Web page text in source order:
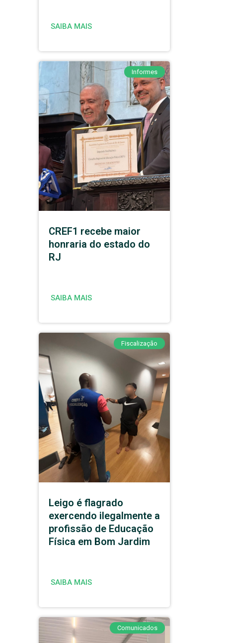
SAIBA MAIS
Informes
CREF1 recebe maior
honraria do estado do
RJ
SAIBA MAIS
Fiscalização
Leigo é flagrado
exercendo ilegalmente a
profissão de Educação
Física em Bom Jardim
SAIBA MAIS
Comunicados